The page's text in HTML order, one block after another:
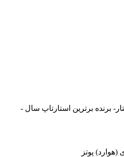
برنده برترین استارتاپ سال -
پوتز